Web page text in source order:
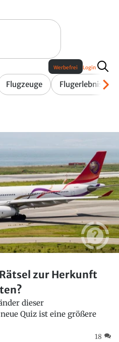
Flugzeuge Flugerlebnis
Werbefrei Login
zur Herkunft
dieser
Quiz ist eine größere
18